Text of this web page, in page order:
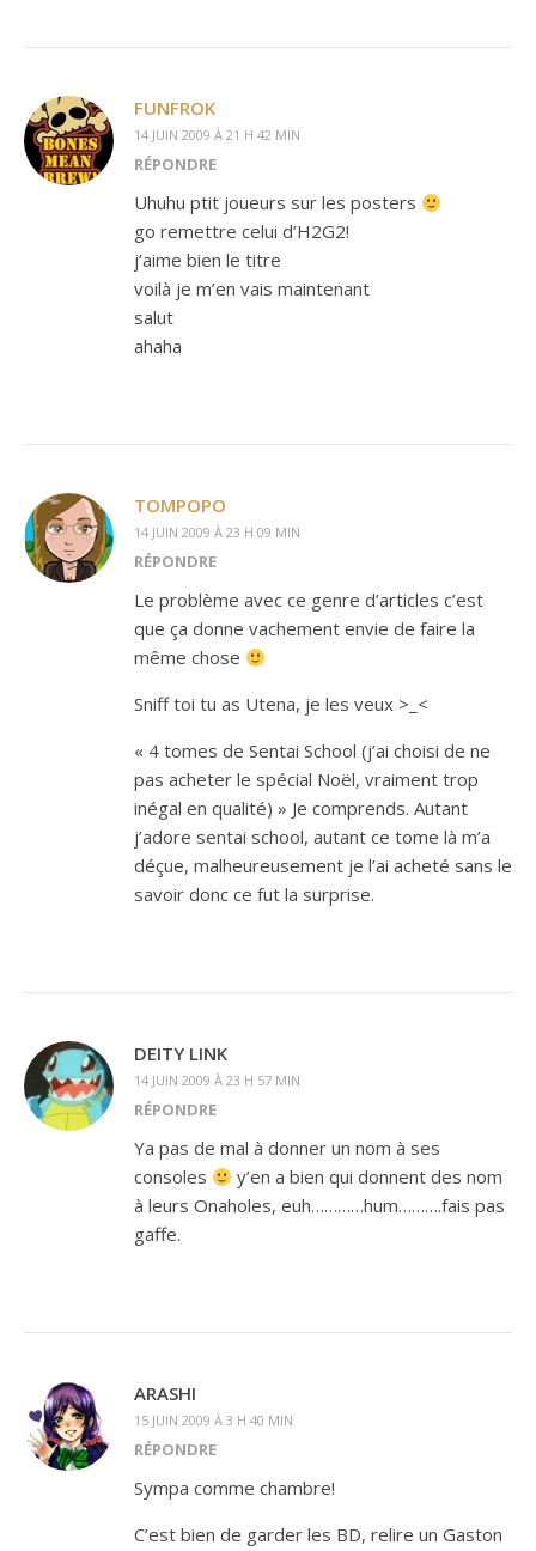
FUNFROK
14 JUIN 2009 À 21 H 42 MIN
RÉPONDRE
Uhuhu ptit joueurs sur les posters
go remettre celui d’H2G2!
j’aime bien le titre
voilà je m’en vais maintenant
salut
ahaha
TOMPOPO
14 JUIN 2009 À 23 H 09 MIN
RÉPONDRE
Le problème avec ce genre d’articles c’est
que ça donne vachement envie de faire la
même chose
Sniff toi tu as Utena, je les veux >_<
« 4 tomes de Sentai School (j’ai choisi de ne
pas acheter le spécial Noël, vraiment trop
inégal en qualité) » Je comprends. Autant
j’adore sentai school, autant ce tome là m’a
déçue, malheureusement je l’ai acheté sans le
savoir donc ce fut la surprise.
DEITY LINK
14 JUIN 2009 À 23 H 57 MIN
RÉPONDRE
Ya pas de mal à donner un nom à ses
consoles
y’en a bien qui donnent des nom
à leurs Onaholes, euh…………hum……….fais pas
gaffe.
ARASHI
15 JUIN 2009 À 3 H 40 MIN
RÉPONDRE
Sympa comme chambre!
C’est bien de garder les BD, relire un Gaston